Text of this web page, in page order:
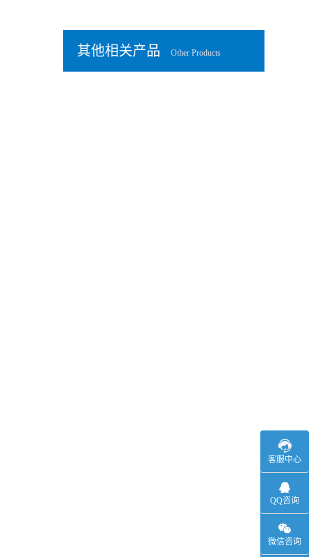
其他相关产品 Other Products
客服中心
QQ咨询
微信咨询